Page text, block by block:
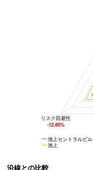
池上セントラルビル
池上
リスク回避性
-12.65%
沿線との比較